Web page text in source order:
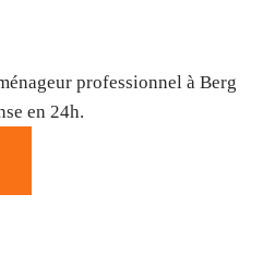
professionnel à Berg
en 24h.